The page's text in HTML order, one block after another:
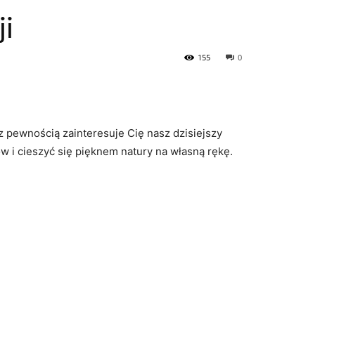
0
155
pewnością zainteresuje Cię nasz dzisiejszy
i cieszyć się pięknem natury na własną rękę.